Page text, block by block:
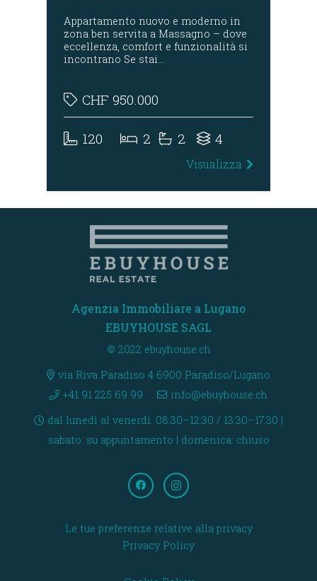
Appartamento nuovo e moderno in
zona ben servita a Massagno – dove
eccellenza, comfort e funzionalità si
incontrano Se stai…
CHF950.000
120 2 2 4
Visualizza
Agenzia Immobiliare a Lugano
EBUYHOUSE SAGL
© 2022 ebuyhouse.ch
via Riva Paradiso 4 6900 Paradiso/Lugano
+41 91 225 69 99
info@ebuyhouse.ch
dal lunedì al venerdì: 08:30–12:30 / 13:30–17:30 |
sabato: su appuntamento | domenica: chiuso
Le tue preferenze relative alla privacy
Privacy Policy